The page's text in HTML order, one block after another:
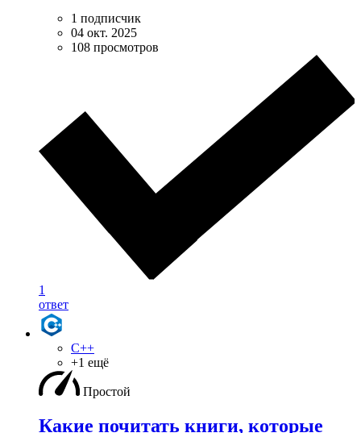
1 подписчик
04 окт. 2025
108 просмотров
1
ответ
C++
+1 ещё
Простой
Какие почитать книги, которые